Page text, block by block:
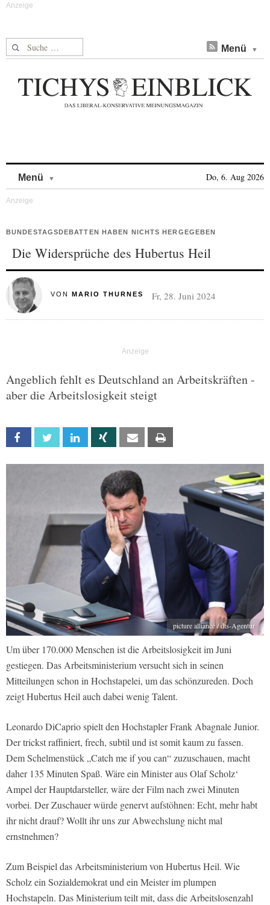
Suche nach: Menü
Menü Do, 6. Aug 2026
BUNDESTAGSDEBATTEN HABEN NICHTS HERGEGEBEN
Die Widersprüche des Hubertus Heil
VON MARIO THURNES Fr, 28. Juni 2024
Angeblich fehlt es Deutschland an Arbeitskräften -
aber die Arbeitslosigkeit steigt
Facebook Twitter Linkedin Xing Email
picture alliance / dts-Agentur
Um über 170.000 Menschen ist die Arbeitslosigkeit im Juni
gestiegen. Das Arbeitsministerium versucht sich in seinen
Mitteilungen schon in Hochstapelei, um das schönzureden. Doch
zeigt Hubertus Heil auch dabei wenig Talent.
Leonardo DiCaprio spielt den Hochstapler Frank Abagnale Junior.
Der trickst raffiniert, frech, subtil und ist somit kaum zu fassen.
Dem Schelmenstück „Catch me if you can“ zuzuschauen, macht
daher 135 Minuten Spaß. Wäre ein Minister aus Olaf Scholz‘
Ampel der Hauptdarsteller, wäre der Film nach zwei Minuten
vorbei. Der Zuschauer würde genervt aufstöhnen: Echt, mehr habt
ihr nicht drauf? Wollt ihr uns zur Abwechslung nicht mal
ernstnehmen?
Zum Beispiel das Arbeitsministerium von Hubertus Heil. Wie
Scholz ein Sozialdemokrat und ein Meister im plumpen
Hochstapeln. Das Ministerium teilt mit, dass die Arbeitslosenzahl